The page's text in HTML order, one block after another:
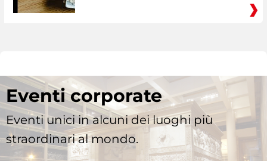
Eventi corporate
Eventi unici in alcuni dei luoghi più
straordinari al mondo.